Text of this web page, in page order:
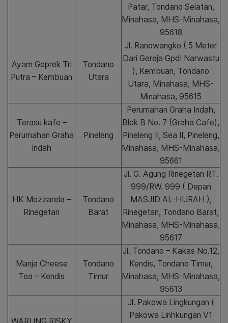
Patar, Tondano Selatan,
Minahasa, MHS-Minahasa,
95618
Ayam Geprek Tri
Putra – Kembuan
Tondano
Utara
Jl. Ranowangko ( 5 Meter
Dari Gereja GpdI Narwastu
), Kembuan, Tondano
Utara, Minahasa, MHS-
Minahasa, 95615
Terasu kafe –
Perumahan Graha
Indah
Pineleng
Perumahan Graha Indah,
Blok B No. 7 (Graha Cafe),
Pineleng II, Sea II, Pineleng,
Minahasa, MHS-Minahasa,
95661
HK Mozzarela –
Rinegetan
Tondano
Barat
Jl. G. Agung Rinegetan RT.
999/RW. 999 ( Depan
MASJID AL-HIJRAH ),
Rinegetan, Tondano Barat,
Minahasa, MHS-Minahasa,
95617
Manja Cheese
Tea – Kendis
Tondano
Timur
Jl. Tondano – Kakas No.12,
Kendis, Tondano Timur,
Minahasa, MHS-Minahasa,
95613
Jl. Pakowa Lingkungan (
Pakowa Linhkungan V1